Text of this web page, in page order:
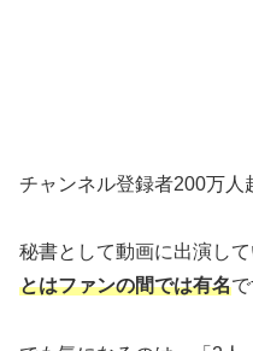
チャンネル登録者200万人
秘書として動画に出演して
とはファンの間では有名で